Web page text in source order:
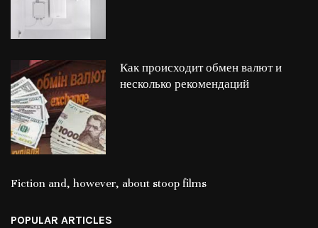
Как происходит обмен валют и
несколько рекомендаций
Fiction and, however, about stoop films
POPULAR ARTICLES